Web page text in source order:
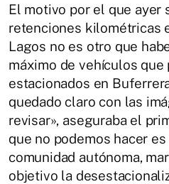
El motivo por el que ayer
retenciones kilométricas
Lagos no es otro que
máximo de vehículos que
estacionados en
quedado claro con las
revisar», aseguraba el
que no podemos hacer
comunidad autónoma,
objetivo la